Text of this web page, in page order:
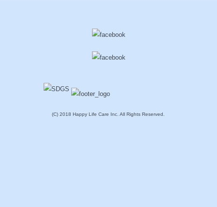
(C) 2018 Happy Life Care Inc. All Rights Reserved.